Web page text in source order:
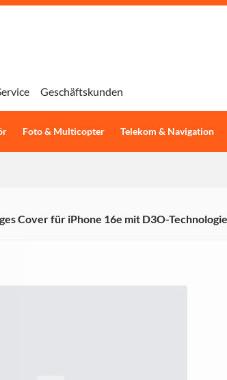
Foto & Multicopter Telekom & Navigation
Geschäftskunden
Cover für iPhone 16e mit D3O-